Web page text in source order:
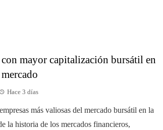
mayor capitalización bursátil en
Hace 3 días
más valiosas del mercado bursátil en la
la historia de los mercados financieros,